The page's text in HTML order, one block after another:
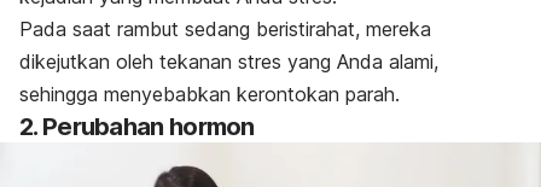
Pada saat rambut sedang beristirahat, mereka
dikejutkan oleh tekanan stres yang Anda alami,
sehingga menyebabkan kerontokan parah.
2. Perubahan hormon